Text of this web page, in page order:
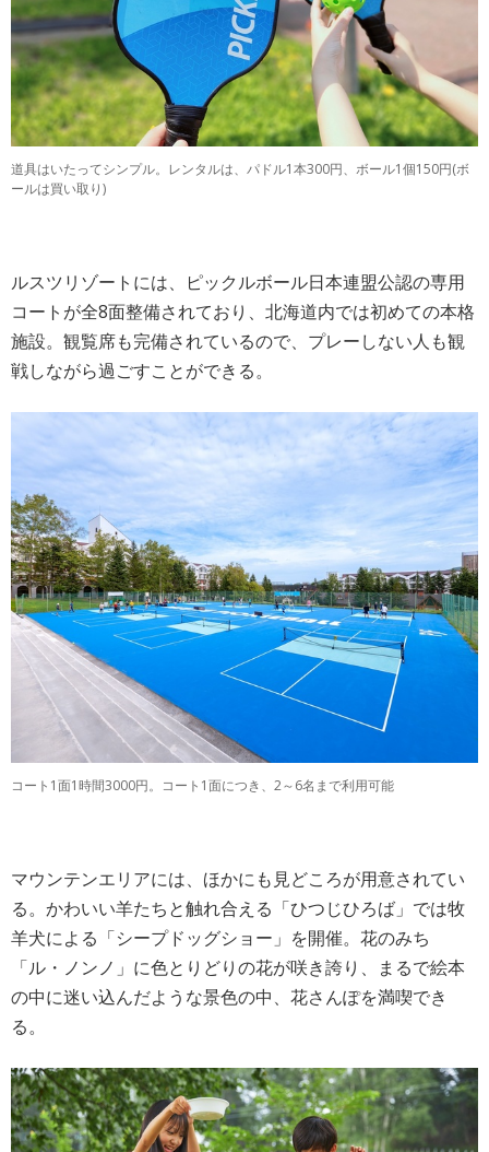
道具はいたってシンプル。レンタルは、パドル1本300円、ボール1個150円(ボ
ールは買い取り)
ルスツリゾートには、ピックルボール日本連盟公認の専用
コートが全8面整備されており、北海道内では初めての本格
施設。観覧席も完備されているので、プレーしない人も観
戦しながら過ごすことができる。
コート1面1時間3000円。コート1面につき、2～6名まで利用可能
マウンテンエリアには、ほかにも見どころが用意されてい
る。かわいい羊たちと触れ合える「ひつじひろば」では牧
羊犬による「シープドッグショー」を開催。花のみち
「ル・ノンノ」に色とりどりの花が咲き誇り、まるで絵本
の中に迷い込んだような景色の中、花さんぽを満喫でき
る。